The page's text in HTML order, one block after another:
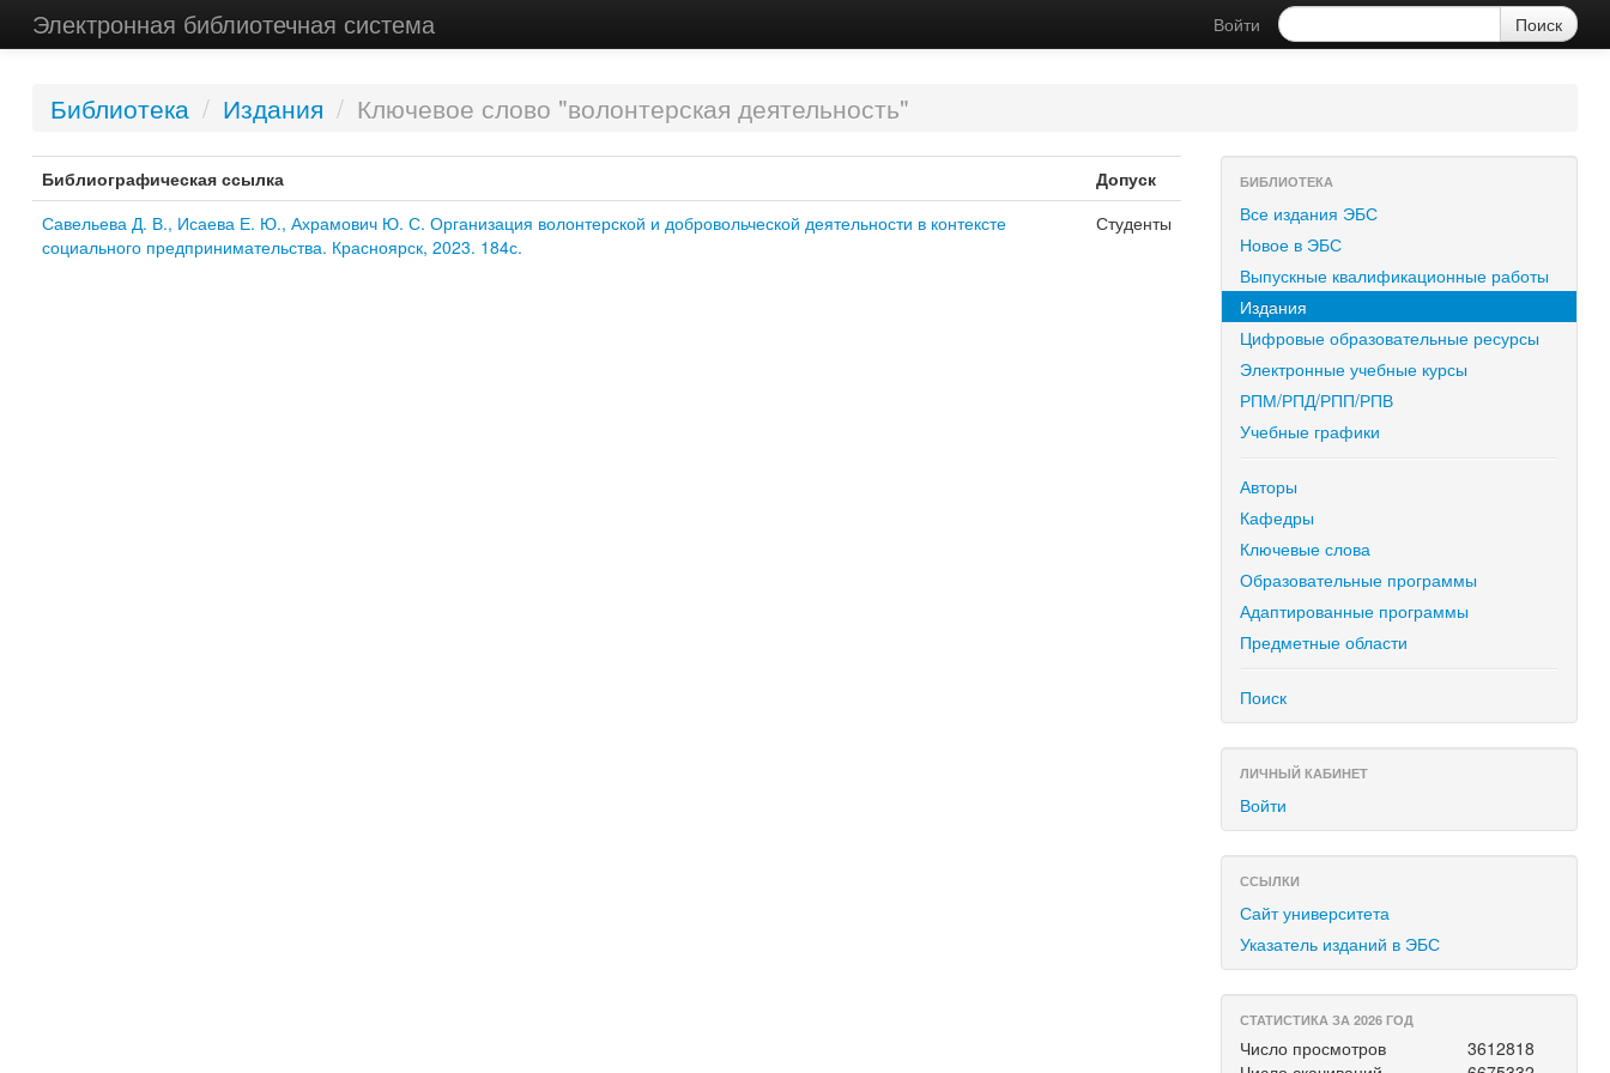
Электронная библиотечная система Войти
Библиотека / Издания / Ключевое слово "волонтерская деятельность"
Библиографическая ссылка
Допуск
Савельева Д. В., Исаева Е. Ю., Ахрамович Ю. С. Организация волонтерской и добровольческой деятельности в контексте
социального предпринимательства. Красноярск, 2023. 184с.
Студенты
БИБЛИОТЕКА
Все издания ЭБС
Новое в ЭБС
Выпускные квалификационные работы
Издания
Цифровые образовательные ресурсы
Электронные учебные курсы
РПМ/РПД/РПП/РПВ
Учебные графики
Авторы
Кафедры
Ключевые слова
Образовательные программы
Адаптированные программы
Предметные области
Поиск
ЛИЧНЫЙ КАБИНЕТ
Войти
ССЫЛКИ
Сайт университета
Указатель изданий в ЭБС
СТАТИСТИКА ЗА 2026 ГОД
Число просмотров
3612818